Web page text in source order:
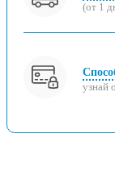
(от 1
узнай